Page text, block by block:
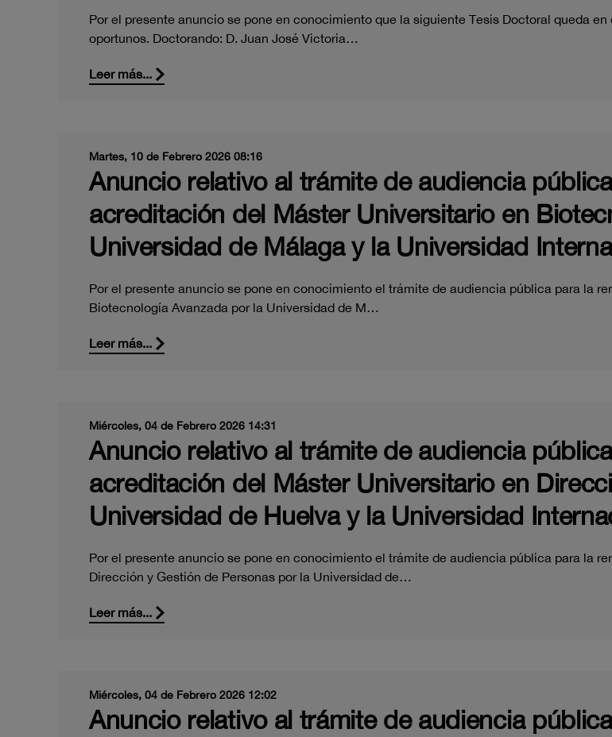
Por el presente anuncio se pone en conocimiento que la siguiente Tesis Doctoral queda
oportunos. Doctorando: D. Juan José Victoria…
Leer más...
Martes, 10 de Febrero 2026 08:16
Anuncio relativo al trámite de audiencia
acreditación del Máster Universitario en
Universidad de Málaga y la Universidad
Por el presente anuncio se pone en conocimiento el trámite de audiencia pública para la
Biotecnología Avanzada por la Universidad de M…
Leer más...
Miércoles, 04 de Febrero 2026 14:31
Anuncio relativo al trámite de audiencia
acreditación del Máster Universitario en
Universidad de Huelva y la Universidad
Por el presente anuncio se pone en conocimiento el trámite de audiencia pública para la
Dirección y Gestión de Personas por la Universidad de…
Leer más...
Miércoles, 04 de Febrero 2026 12:02
Anuncio relativo al trámite de audiencia